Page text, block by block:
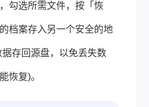
勾选所需文件，按「恢
档案存入另一个安全的地
存回源盘，以免丢失数
恢复)。